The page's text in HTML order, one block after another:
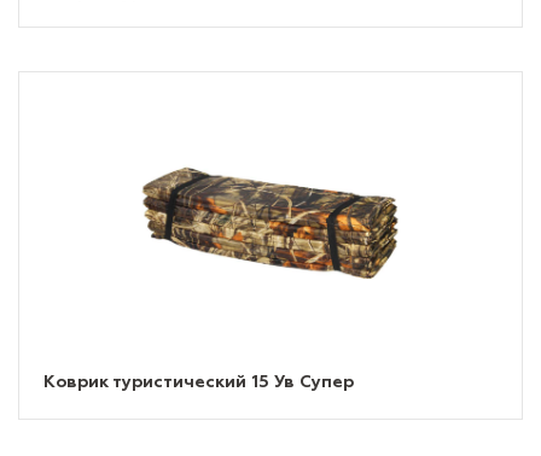
Коврик туристический 15 Ув Супер